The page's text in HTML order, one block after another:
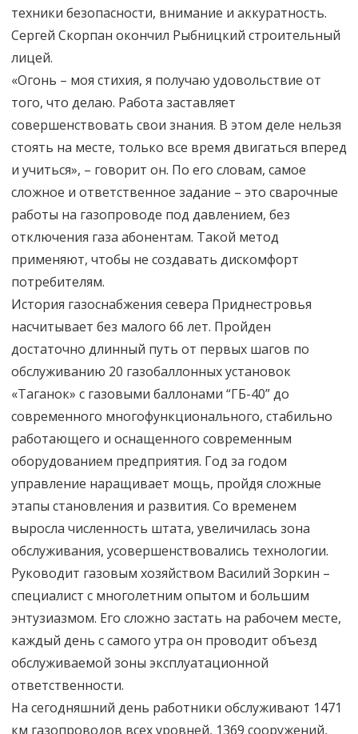
техники безопасности, внимание и аккуратность.
Сергей Скорпан окончил Рыбницкий строительный
лицей.
«Огонь – моя стихия, я получаю удовольствие от
того, что делаю. Работа заставляет
совершенствовать свои знания. В этом деле нельзя
стоять на месте, только все время двигаться вперед
и учиться», – говорит он. По его словам, самое
сложное и ответственное задание – это сварочные
работы на газопроводе под давлением, без
отключения газа абонентам. Такой метод
применяют, чтобы не создавать дискомфорт
потребителям.
История газоснабжения севера Приднестровья
насчитывает без малого 66 лет. Пройден
достаточно длинный путь от первых шагов по
обслуживанию 20 газобаллонных установок
«Таганок» с газовыми баллонами “ГБ-40” до
современного многофункционального, стабильно
работающего и оснащенного современным
оборудованием предприятия. Год за годом
управление наращивает мощь, пройдя сложные
этапы становления и развития. Со временем
выросла численность штата, увеличилась зона
обслуживания, усовершенствовались технологии.
Руководит газовым хозяйством Василий Зоркин –
специалист с многолетним опытом и большим
энтузиазмом. Его сложно застать на рабочем месте,
каждый день с самого утра он проводит объезд
обслуживаемой зоны эксплуатационной
ответственности.
На сегодняшний день работники обслуживают 1471
км газопроводов всех уровней, 1369 сооружений,